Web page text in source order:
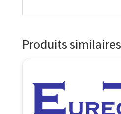
Produits similaires